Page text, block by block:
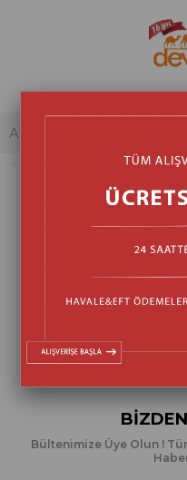
Bültenimize Üye Olun !